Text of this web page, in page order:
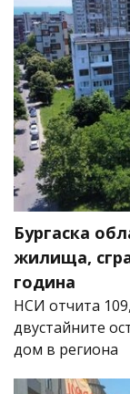
Бургаска
жилища,
година
НСИ отчита
двустайните
дом в региона